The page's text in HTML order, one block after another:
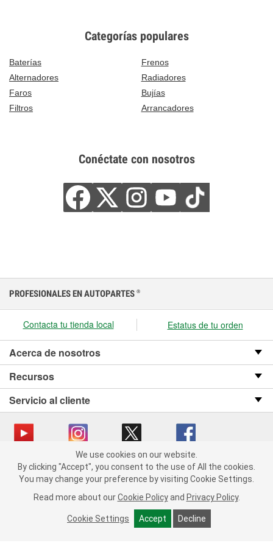
Categorías populares
Baterías
Frenos
Alternadores
Radiadores
Faros
Bujías
Filtros
Arrancadores
Conéctate con nosotros
We use cookies on our website. By clicking "Accept", you consent
to the use of All the cookies.
You may change your preference by visiting Cookie Settings.
Read more about our Cookie Policy and Privacy Policy.
Cookie Settings Accept Decline
PROFESIONALES EN AUTOPARTES ®
Contacta tu tienda local Estatus de tu orden
Acerca de nosotros
Recursos
Servicio al cliente
Copyright © 2008-2026 O’Reilly Auto Parts v OST_3.2.0.0.729 (3) cv1361
catalog_main
Política de privacidad
Ley de transparencia en las cadenas de suministro
We use cookies on our website.
By clicking "Accept", you consent to the use of All the cookies.
You may change your preference by visiting Cookie Settings.
Read more about our Cookie Policy and Privacy Policy.
Cookie Settings Accept Decline